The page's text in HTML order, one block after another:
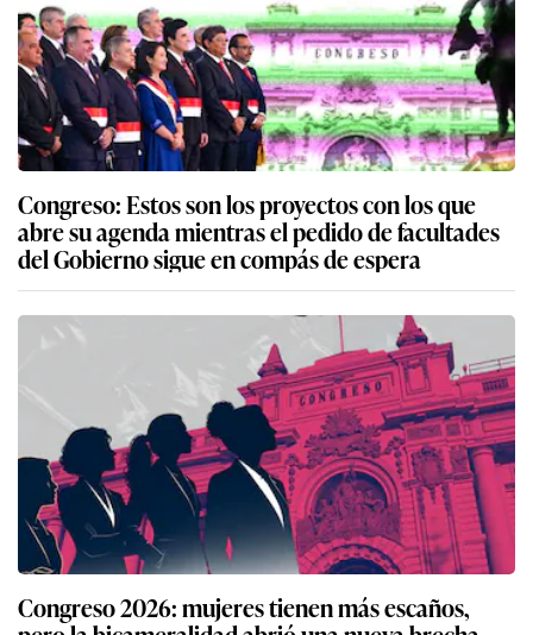
Congreso: Estos son los proyectos con los que
abre su agenda mientras el pedido de facultades
del Gobierno sigue en compás de espera
Congreso 2026: mujeres tienen más escaños,